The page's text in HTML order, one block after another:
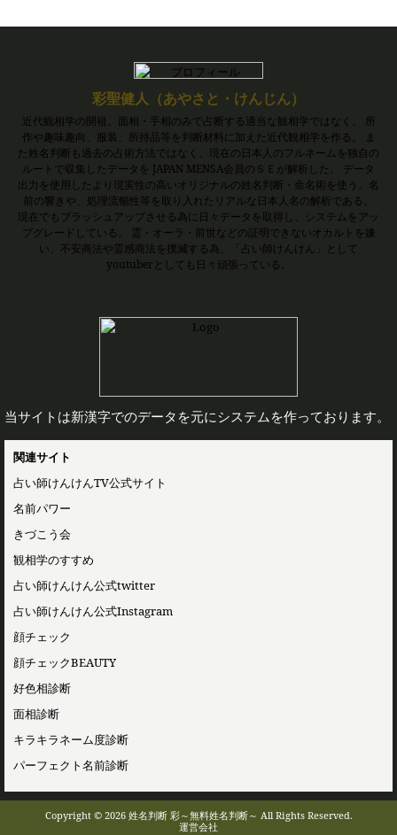
彩聖健人（あやさと・けんじん）
近代観相学の開祖。面相・手相のみで占断する適当な観相学ではなく、 所
作や趣味趣向、服装、所持品等を判断材料に加えた近代観相学を作る。 ま
た姓名判断も過去の占術方法ではなく、現在の日本人のフルネームを独自の
ルートで収集したデータを JAPAN MENSA会員のＳＥが解析した、 データ
出力を使用したより現実性の高いオリジナルの姓名判断・命名術を使う。名
前の響きや、処理流暢性等を取り入れたリアルな日本人名の解析である。
現在でもブラッシュアップさせる為に日々データを取得し、システムをアッ
プグレードしている。 霊・オーラ・前世などの証明できないオカルトを嫌
い、不安商法や霊感商法を撲滅する為、「占い師けんけん」として
youtuberとしても日々頑張っている。
当サイトは新漢字でのデータを元にシステムを作っております。
関連サイト
占い師けんけんTV公式サイト
名前パワー
きづこう会
観相学のすすめ
占い師けんけん公式twitter
占い師けんけん公式Instagram
顔チェック
顔チェックBEAUTY
好色相診断
面相診断
キラキラネーム度診断
パーフェクト名前診断
Copyright © 2026 姓名判断 彩～無料姓名判断～ All Rights Reserved.
運営会社